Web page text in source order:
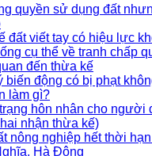
quyền sử dụng đất
đất viết tay có hiệu lực
cụ thể về tranh chấp
đến thừa kế
biến động có bị phạt
làm gì?
hôn nhân cho người
nhận thừa kế)
nông nghiệp hết thời
Hà Đông